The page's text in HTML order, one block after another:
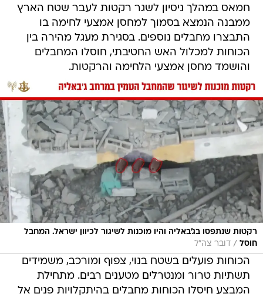
חמאס במהלך ניסיון לשגר רקטות לעבר שטח הארץ
ממבנה הנמצא בסמוך למחסן אמצעי לחימה בו
התבצרו מחבלים נוספים. בסגירת מעגל מהירה בין
הכוחות למכלול האש החטיבתי, חוסלו המחבלים
והושמד מחסן אמצעי הלחימה והרקטות.
רקטות שנתפסו בג'באליה והיו מוכנות לשיגור לכיוון ישראל. המחבל
חוסל / דובר צה"ל
הכוחות פועלים בשטח בנוי, צפוף ומורכב, משמידים
תשתיות טרור ומנטרלים מטענים רבים. מתחילת
המבצע חיסלו הכוחות מחבלים בהיתקלויות פנים אל